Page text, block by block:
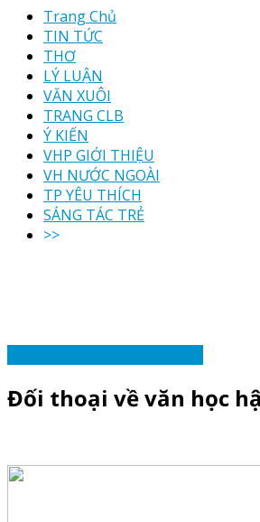
Trang Chủ
TIN TỨC
THƠ
LÝ LUẬN
VĂN XUÔI
TRANG CLB
Ý KIẾN
VHP GIỚI THIỆU
VH NƯỚC NGOÀI
TP YÊU THÍCH
SÁNG TÁC TRẺ
>>
Đối thoại về văn học